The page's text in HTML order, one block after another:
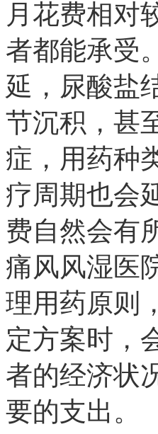
月花费相对
者都能承受
延，尿酸盐
节沉积，甚
症，用药种
疗周期也会
费自然会有
痛风风湿医
理用药原则
定方案时，
者的经济状
要的支出。